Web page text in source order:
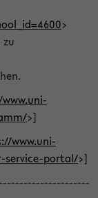
>
>]
www.uni-
service-portal/>]